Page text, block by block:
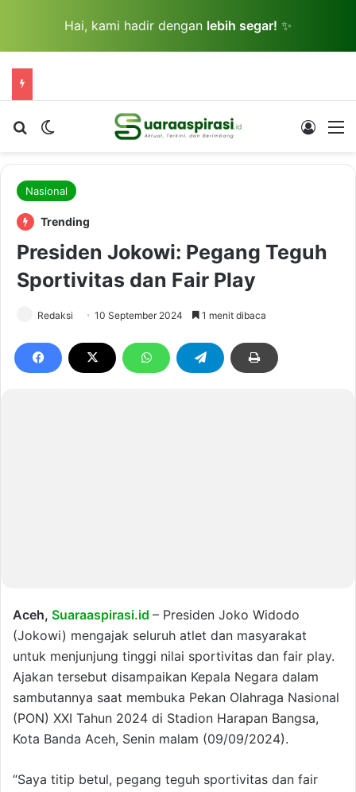
Hai, kami hadir dengan lebih segar! ✨
Cari berita...Switch skin Log In
Nasional
Trending
Presiden Jokowi: Pegang Teguh
Sportivitas dan Fair Play
Redaksi 10 September 2024 1 menit dibaca
Aceh, Suaraaspirasi.id – Presiden Joko Widodo
(Jokowi) mengajak seluruh atlet dan masyarakat
untuk menjunjung tinggi nilai sportivitas dan fair play.
Ajakan tersebut disampaikan Kepala Negara dalam
sambutannya saat membuka Pekan Olahraga Nasional
(PON) XXI Tahun 2024 di Stadion Harapan Bangsa,
Kota Banda Aceh, Senin malam (09/09/2024).
“Saya titip betul, pegang teguh sportivitas dan fair